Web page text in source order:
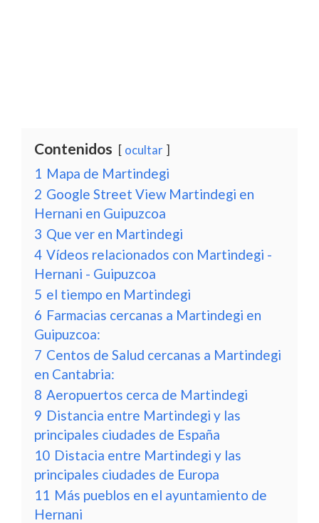
Contenidos ocultar
1 Mapa de Martindegi
2 Google Street View Martindegi en
Hernani en Guipuzcoa
3 Que ver en Martindegi
4 Vídeos relacionados con Martindegi -
Hernani - Guipuzcoa
5 el tiempo en Martindegi
6 Farmacias cercanas a Martindegi en
Guipuzcoa:
7 Centos de Salud cercanas a Martindegi
en Cantabria:
8 Aeropuertos cerca de Martindegi
9 Distancia entre Martindegi y las
principales ciudades de España
10 Distacia entre Martindegi y las
principales ciudades de Europa
11 Más pueblos en el ayuntamiento de
Hernani